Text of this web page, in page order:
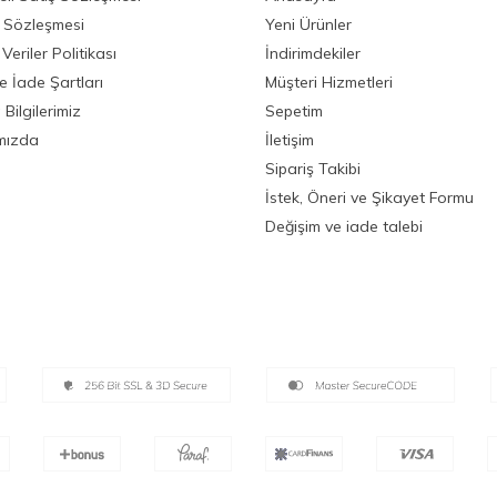
Politikası
İade Şartları
Bilgilerimiz
Yeni Ürünler
İndirimdekiler
Müşteri Hizmetleri
Sepetim
İletişim
Sipariş Takibi
İstek, Öneri ve Şikayet Formu
Değişim ve iade talebi